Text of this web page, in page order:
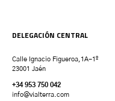
DELEGACIÓN CENTRAL
Calle Ignacio Figueroa,1A-1º
23001 Jaén
+34 953 750 042
info@vialterra.com